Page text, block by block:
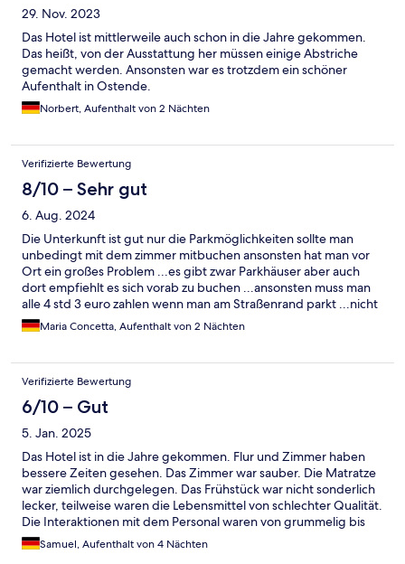
29. Nov. 2023
Das Hotel ist mittlerweile auch schon in die Jahre gekommen.
Das heißt, von der Ausstattung her müssen einige Abstriche
gemacht werden. Ansonsten war es trotzdem ein schöner
Aufenthalt in Ostende.
Norbert, Aufenthalt von 2 Nächten
Verifizierte Bewertung
8/10 – Sehr gut
6. Aug. 2024
Die Unterkunft ist gut nur die Parkmöglichkeiten sollte man
unbedingt mit dem zimmer mitbuchen ansonsten hat man vor
Ort ein großes Problem ...es gibt zwar Parkhäuser aber auch
dort empfiehlt es sich vorab zu buchen ...ansonsten muss man
alle 4 std 3 euro zahlen wenn man am Straßenrand parkt ...nicht
wirklich toll ...Ostende war sehr schön
Maria Concetta, Aufenthalt von 2 Nächten
Verifizierte Bewertung
6/10 – Gut
5. Jan. 2025
Das Hotel ist in die Jahre gekommen. Flur und Zimmer haben
bessere Zeiten gesehen. Das Zimmer war sauber. Die Matratze
war ziemlich durchgelegen. Das Frühstück war nicht sonderlich
lecker, teilweise waren die Lebensmittel von schlechter Qualität.
Die Interaktionen mit dem Personal waren von grummelig bis
freundlich durchmischt. Ein Ausgleich für all das war der
wunderschöne und gut in Schuss gehaltene Wellnessbereich
Samuel, Aufenthalt von 4 Nächten